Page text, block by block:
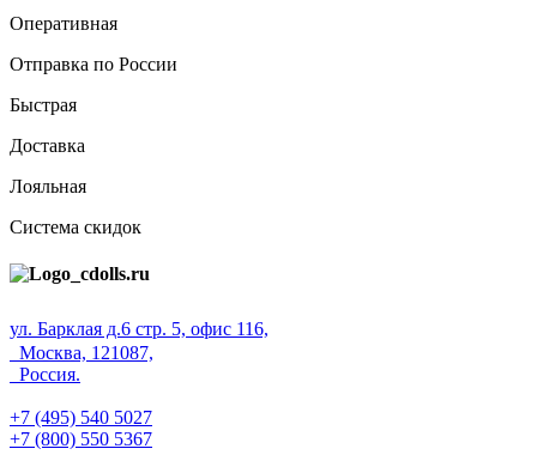
Оперативная
Отправка по России
Быстрая
Доставка
Лояльная
Система скидок
ул. Барклая д.6 стр. 5, офис 116,
Москва, 121087,
Россия.
+7 (495) 540 5027
+7 (800) 550 5367